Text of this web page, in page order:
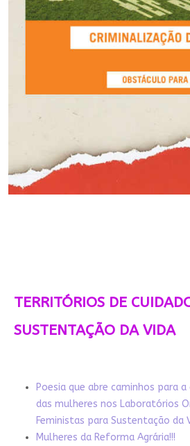
TERRITÓRIOS DE
SUSTENTAÇÃO DA VIDA
Poesia que abre caminhos para
das mulheres nos Laboratórios
Feministas para Sustentação da
Mulheres da Reforma Agrária!!!